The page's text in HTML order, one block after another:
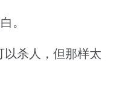
。
杀人，但那样太